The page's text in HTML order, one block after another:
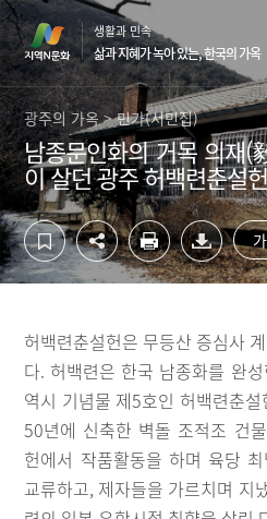
컨
텐
츠
영
역
바
로
가
기
하
단
영
역
바
로
가
기
생활과 민속
삶과 지혜가 녹아 있는, 한국의 가옥
광주의 가옥 > 민가(서민집)
남종문인화의 거목 의재
이 살던 광주 허백련춘설
가
허백련춘설헌은 무등산 증심사
다. 허백련은 한국 남종화를 완
역시 기념물 제5호인 허백련춘
50년에 신축한 벽돌 조적조 건
헌에서 작품활동을 하며 육당
교류하고, 제자들을 가르치며 지